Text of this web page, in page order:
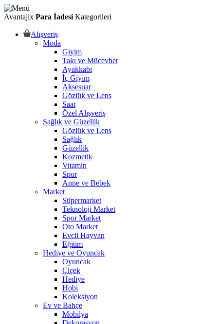
Avantajix Para İadesi Kategorileri
Alışveriş
Moda
Giyim
Takı ve Mücevher
Ayakkabı
İç Giyim
Aksesuar
Gözlük ve Lens
Saat
Özel Alışveriş
Sağlık ve Güzellik
Gözlük ve Lens
Sağlık
Güzellik
Kozmetik
Vitamin
Spor
Anne ve Bebek
Market
Süpermarket
Teknoloji Market
Spor Market
Oto Market
Evcil Hayvan
Eğitim
Hediye ve Oyuncak
Oyuncak
Çiçek
Hediye
Hobi
Koleksiyon
Ev ve Bahçe
Mobilya